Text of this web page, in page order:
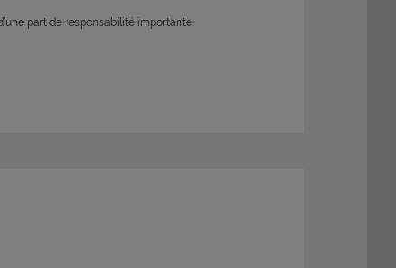
part de responsabilité importante.